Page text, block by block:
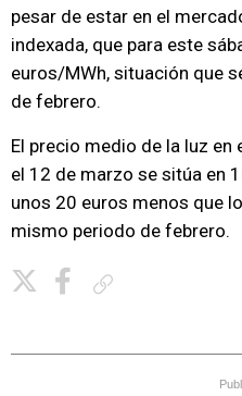
pesar de estar en el
indexada, que para este
euros/MWh, situación que
de febrero.
El precio medio de la luz
el 12 de marzo se sitúa en
unos 20 euros menos que
mismo periodo de febrero.